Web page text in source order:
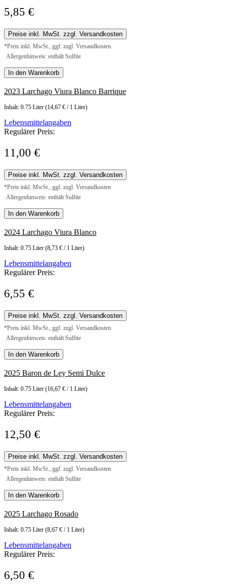
5,85 €
Preise inkl. MwSt. zzgl. Versandkosten
*Preis inkl. MwSt., ggf. zzgl. Versandkosten
Allergenhinweis: enthält Sulfite
In den Warenkorb
2023 Larchago Viura Blanco Barrique
Inhalt: 0.75 Liter (14,67 € / 1 Liter)
Lebensmittelangaben
Regulärer Preis:
11,00 €
Preise inkl. MwSt. zzgl. Versandkosten
*Preis inkl. MwSt., ggf. zzgl. Versandkosten
Allergenhinweis: enthält Sulfite
In den Warenkorb
2024 Larchago Viura Blanco
Inhalt: 0.75 Liter (8,73 € / 1 Liter)
Lebensmittelangaben
Regulärer Preis:
6,55 €
Preise inkl. MwSt. zzgl. Versandkosten
*Preis inkl. MwSt., ggf. zzgl. Versandkosten
Allergenhinweis: enthält Sulfite
In den Warenkorb
2025 Baron de Ley Semi Dulce
Inhalt: 0.75 Liter (16,67 € / 1 Liter)
Lebensmittelangaben
Regulärer Preis:
12,50 €
Preise inkl. MwSt. zzgl. Versandkosten
*Preis inkl. MwSt., ggf. zzgl. Versandkosten
Allergenhinweis: enthält Sulfite
In den Warenkorb
2025 Larchago Rosado
Inhalt: 0.75 Liter (8,67 € / 1 Liter)
Lebensmittelangaben
Regulärer Preis:
6,50 €